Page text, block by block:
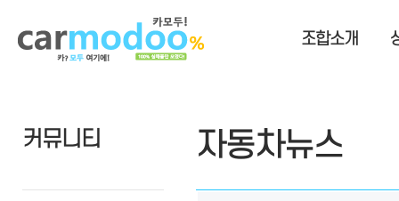
조합소개
커뮤니티 자동차뉴스